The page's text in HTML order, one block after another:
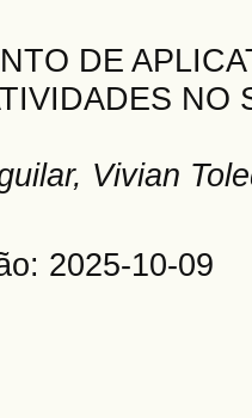
DE
NO
Vivian
2025-10-09